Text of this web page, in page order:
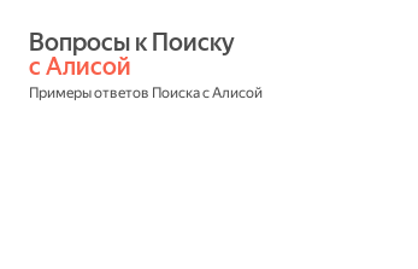
с Алисой
Примеры ответов Поиска с Алисой